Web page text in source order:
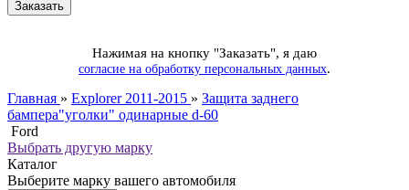
Нажимая на кнопку "Заказать", я даю
согласие на обработку персональных данных.
Главная » Explorer 2011-2015 » Защита заднего
бампера"уголки" одинарные d-60
Ford
Выбрать другую марку
Каталог
Выберите марку вашего автомобиля